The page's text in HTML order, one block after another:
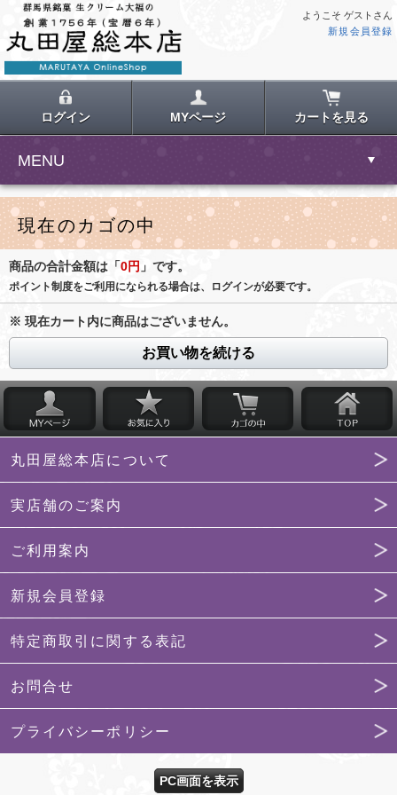
ようこそ ゲストさん
新規会員登録
ログイン MYページ カートを見る
MENU
現在のカゴの中
商品の合計金額は「0円 」です。
ポイント制度をご利用になられる場合は、ログインが必要です。
※ 現在カート内に商品はございません。
お買い物を続ける
丸田屋総本店について
実店舗のご案内
ご利用案内
新規会員登録
特定商取引に関する表記
お問合せ
プライバシーポリシー
PC画面を表示